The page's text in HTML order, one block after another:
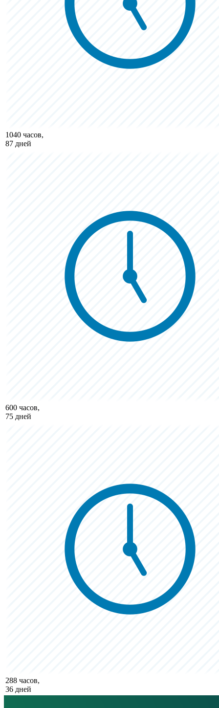
1040 часов,
87 дней
600 часов,
75 дней
288 часов,
36 дней